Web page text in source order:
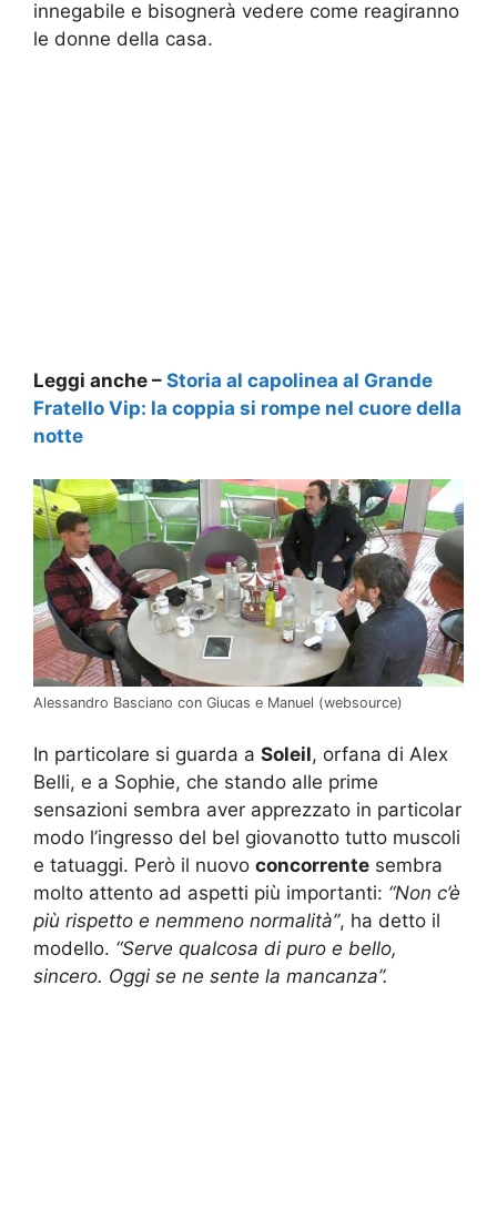
innegabile e bisognerà vedere come reagiranno
le donne della casa.
Leggi anche – Storia al capolinea al Grande
Fratello Vip: la coppia si rompe nel cuore della
notte
Alessandro Basciano con Giucas e Manuel (websource)
In particolare si guarda a Soleil, orfana di Alex
Belli, e a Sophie, che stando alle prime
sensazioni sembra aver apprezzato in particolar
modo l’ingresso del bel giovanotto tutto muscoli
e tatuaggi. Però il nuovo concorrente sembra
molto attento ad aspetti più importanti: “Non c’è
più rispetto e nemmeno normalità”, ha detto il
modello. “Serve qualcosa di puro e bello,
sincero. Oggi se ne sente la mancanza”.